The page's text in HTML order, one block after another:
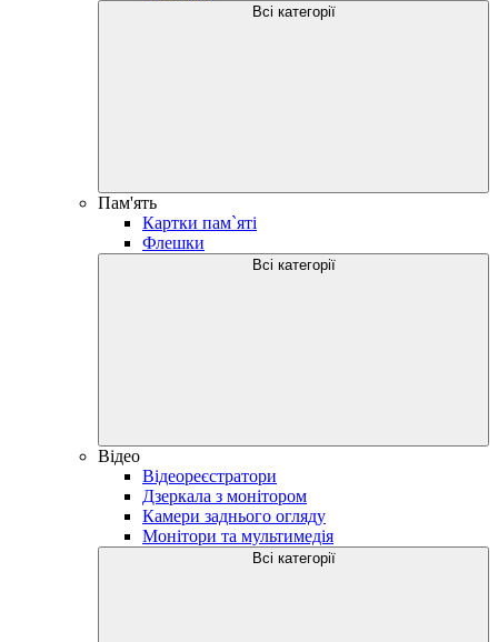
Всі категорії
Пам'ять
Картки пам`яті
Флешки
Всі категорії
Відео
Відеореєстратори
Дзеркала з монітором
Камери заднього огляду
Монітори та мультимедія
Всі категорії